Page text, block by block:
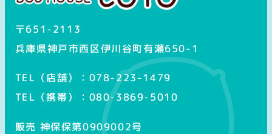
〒651-2113
兵庫県神戸市西区伊川谷町有瀬650-1
TEL（店舗）：078-223-1479
TEL（携帯）：080-3869-5010
販売 神保保第0909002号